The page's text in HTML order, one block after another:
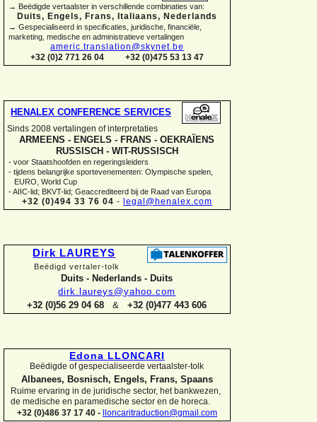
→ Beëdigde vertaalster in verschillende combinaties van:
Duits, Engels, Frans, Italiaans, Nederlands
→ Gespecialiseerd in specificaties, juridische, financiële,
marketing, medische en administratieve vertalingen
americ.translation@skynet.be
+32 (0)2 771 26 04
+32 (0)475 53 13 47
HENALEX CONFERENCE SERVICES
Sinds 2008 vertalingen of interpretaties
ARMEENS - ENGELS - FRANS - OEKRAÏENS
RUSSISCH - WIT-RUSSISCH
- voor Staatshoofden en regeringsleiders
- tijdens belangrijke sportevenementen: Olympische spelen,
EURO, World Cup
-AIIC-lid; BKVT-lid; Geaccrediteerd bij de Raad van Europa
+32 (0)494 33 76 04 - legal@henalex.com
Dirk LAUREYS
Beëdigd vertaler-tolk
Duits - Nederlands - Duits
dirk.laureys@yahoo.com
+32 (0)56 29 04 68& +32 (0)477 443 606
Edona LLONCARI
Beëdigde of gespecialiseerde vertaalster-tolk
Albanees, Bosnisch, Engels, Frans, Spaans
Ruime ervaring in de juridische sector, het bankwezen,
de medische en paramedische sector en de horeca.
+32 (0)486 37 17 40 -
lloncaritraduction@gmail.com